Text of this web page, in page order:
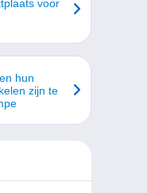
voor
hun
zijn te